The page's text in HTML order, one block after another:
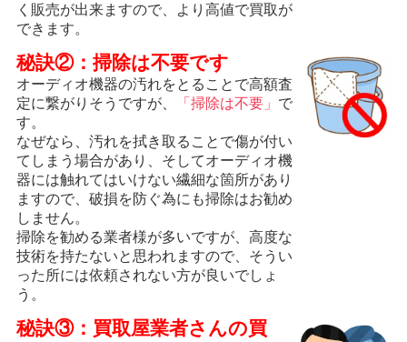
く販売が出来ますので、より高値で買取が
できます。
秘訣②：掃除は不要です
オーディオ機器の汚れをとることで高額査
定に繋がりそうですが、
「掃除は不要」 で
す。
なぜなら、汚れを拭き取ることで傷が付い
てしまう場合があり、そしてオーディオ機
器には触れてはいけない繊細な箇所があり
ますので、破損を防ぐ為にも掃除はお勧め
しません。
掃除を勧める業者様が多いですが、高度な
技術を持たないと思われますので、そうい
った所には依頼されない方が良いでしょ
う。
秘訣③：買取屋業者さんの買